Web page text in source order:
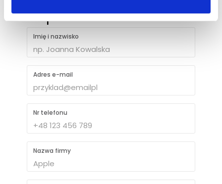
Napisz do nas
Imię i nazwisko
Adres e-mail
Nr telefonu
Nazwa firmy